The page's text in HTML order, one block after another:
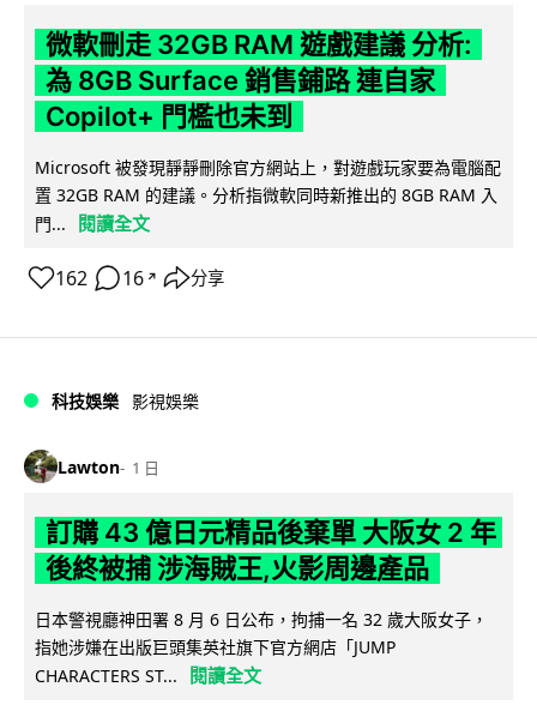
微軟刪走 32GB RAM 遊戲建議 分析:
為 8GB Surface 銷售鋪路 連自家
Copilot+ 門檻也未到
Microsoft 被發現靜靜刪除官方網站上，對遊戲玩家要為電腦配
置 32GB RAM 的建議。分析指微軟同時新推出的 8GB RAM 入
門...
閱讀全文
162 16 ↗ 分享
科技娛樂 影視娛樂
Lawton 1 日
訂購 43 億日元精品後棄單 大阪女 2 年
後終被捕 涉海賊王,火影周邊產品
日本警視廳神田署 8 月 6 日公布，拘捕一名 32 歲大阪女子，
指她涉嫌在出版巨頭集英社旗下官方網店「JUMP
CHARACTERS ST...
閱讀全文